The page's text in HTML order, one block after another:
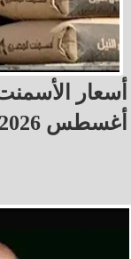
أغسطس 2026